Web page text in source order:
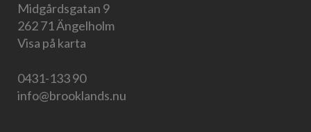
Midgårdsgatan 9
262 71 Ängelholm
Visa på karta
0431-133 90
info@brooklands.nu